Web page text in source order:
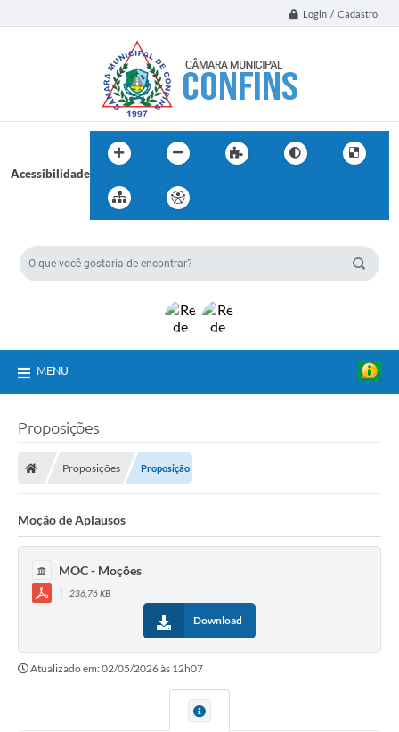
Login / Cadastro
Acessibilidade
MENU
Proposições
Proposições Proposição
Moção de Aplausos
MOC - Moções
236,76 KB
Download
Atualizado em: 02/05/2026 às 12h07